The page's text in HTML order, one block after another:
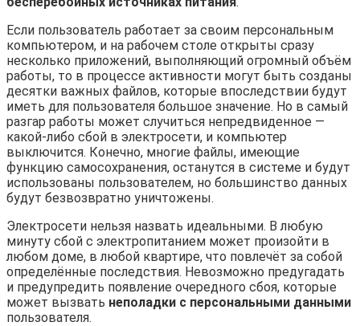
Если пользователь работает за своим персональным
компьютером, и на рабочем столе открыты сразу
несколько приложений, выполняющий огромный объём
работы, то в процессе активности могут быть созданы
десятки важных файлов, которые впоследствии будут
иметь для пользователя большое значение. Но в самый
разгар работы может случиться непредвиденное —
какой-либо сбой в электросети, и компьютер
выключится. Конечно, многие файлы, имеющие
функцию самосохранения, останутся в системе и будут
использованы пользователем, но большинство данных
будут безвозвратно уничтожены.
Электросети нельзя назвать идеальными. В любую
минуту сбой с электропитанием может произойти в
любом доме, в любой квартире, что повлечёт за собой
определённые последствия. Невозможно предугадать
и предупредить появление очередного сбоя, которые
может вызвать неполадки с персональными данными
пользователя.